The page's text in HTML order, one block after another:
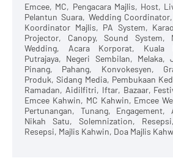
Emcee, MC, Pengacara Majlis, Host,
Pelantun Suara, Wedding
Koordinator Majlis, PA System,
Projector, Canopy, Sound System,
Wedding, Acara Korporat, Kuala
Putrajaya, Negeri Sembilan, Melaka,
Pinang, Pahang, Konvokesyen,
Produk, Sidang Media, Pembukaan
Ramadan, Aidilfitri, Iftar, Bazaar,
Emcee Kahwin, MC Kahwin, Emcee
Pertunangan, Tunang,
Nikah Satu, Solemnization,
Resepsi, Majlis Kahwin, Doa Majlis